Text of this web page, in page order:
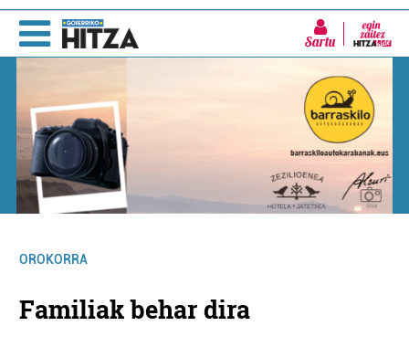
Sartu
OROKORRA
Familiak behar dira